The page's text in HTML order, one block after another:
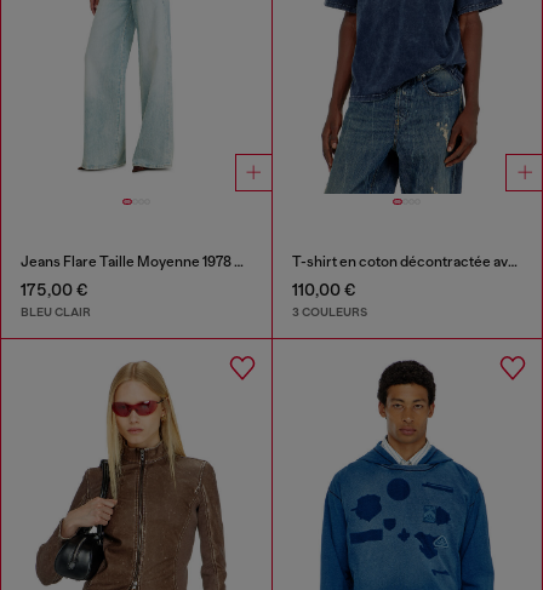
Jeans Flare Taille Moyenne 1978 D-Akemi
175,00 €
BLEU CLAIR
T-shirt en coton décontractée avec applique Oval D
110,00 €
3 COULEURS